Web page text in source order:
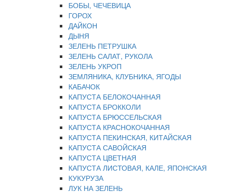
БОБЫ, ЧЕЧЕВИЦА
ГОРОХ
ДАЙКОН
ДЫНЯ
ЗЕЛЕНЬ ПЕТРУШКА
ЗЕЛЕНЬ САЛАТ, РУКОЛА
ЗЕЛЕНЬ УКРОП
ЗЕМЛЯНИКА, КЛУБНИКА, ЯГОДЫ
КАБАЧОК
КАПУСТА БЕЛОКОЧАННАЯ
КАПУСТА БРОККОЛИ
КАПУСТА БРЮССЕЛЬСКАЯ
КАПУСТА КРАСНОКОЧАННАЯ
КАПУСТА ПЕКИНСКАЯ, КИТАЙСКАЯ
КАПУСТА САВОЙСКАЯ
КАПУСТА ЦВЕТНАЯ
КАПУСТА ЛИСТОВАЯ, КАЛЕ, ЯПОНСКАЯ
КУКУРУЗА
ЛУК НА ЗЕЛЕНЬ